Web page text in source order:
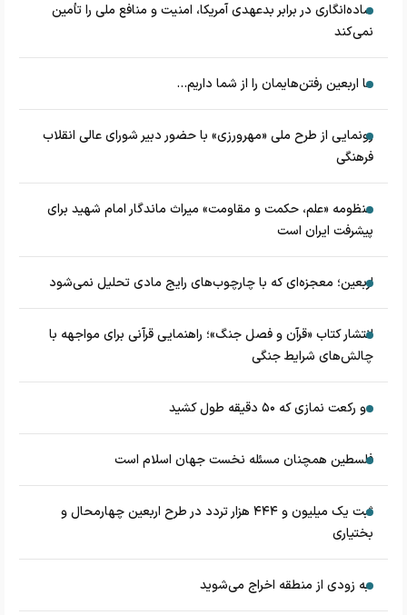
ساده‌انگاری در برابر بدعهدی آمریکا، امنیت و منافع ملی را تأمین
نمی‌کند
ما اربعین رفتن‌هایمان را از شما داریم...
رونمایی از طرح ملی «مهرورزی» با حضور دبیر شورای عالی انقلاب
فرهنگی
منظومه «علم، حکمت و مقاومت» میراث ماندگار امام شهید برای
پیشرفت ایران است
اربعین؛ معجزه‌ای که با چارچوب‌های رایج مادی تحلیل نمی‌شود
انتشار کتاب «قرآن و فصل جنگ»؛ راهنمایی قرآنی برای مواجهه با
چالش‌های شرایط جنگی
دو رکعت نمازی که ۵۰ دقیقه طول کشید
فلسطین همچنان مسئله نخست جهان اسلام است
ثبت یک میلیون و ۴۴۴ هزار تردد در طرح اربعین چهارمحال و
بختیاری
به زودی از منطقه اخراج می‌شوید